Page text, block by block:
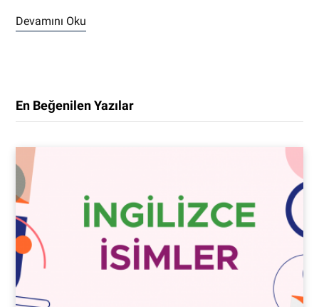
Devamını Oku
En Beğenilen Yazılar